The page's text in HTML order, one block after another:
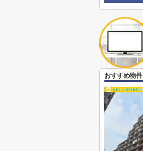
おすすめ物件